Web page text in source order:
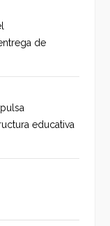
de
educativa